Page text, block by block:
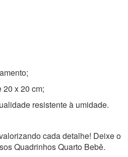
20 x 20 cm;
resistente à umidade.
cada detalhe! Deixe o
Quadrinhos Quarto Bebê.